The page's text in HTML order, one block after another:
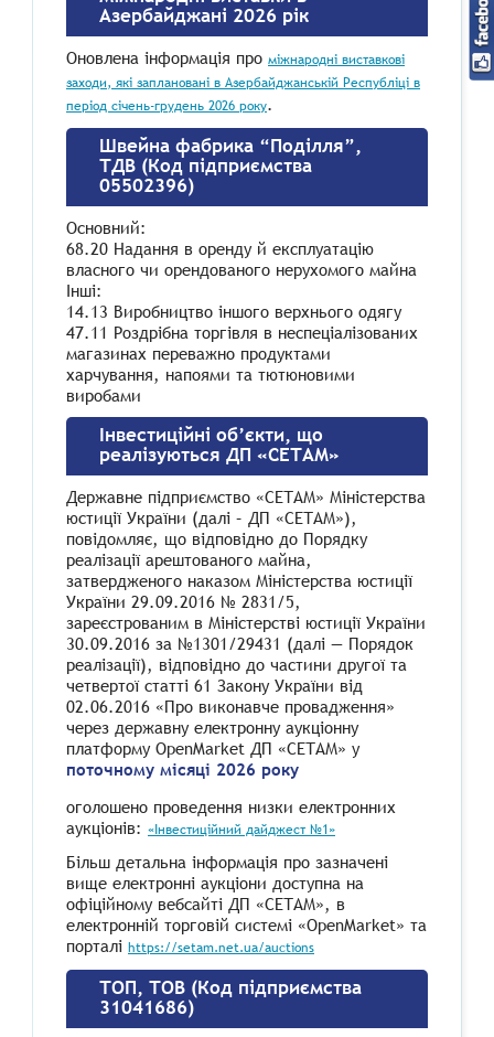
Азербайджані 2026 рік
Оновлена інформація про міжнародні виставкові
заходи, які заплановані в Азербайджанській Республіці в
період січень-грудень 2026 року.
Швейна фабрика “Поділля”,
ТДВ (Код підприємства
05502396)
Основний:
68.20 Надання в оренду й експлуатацію
власного чи орендованого нерухомого майна
Інші:
14.13 Виробництво іншого верхнього одягу
47.11 Роздрібна торгівля в неспеціалізованих
магазинах переважно продуктами
харчування, напоями та тютюновими
виробами
Інвестиційні об’єкти, що
реалізуються ДП «СЕТАМ»
Державне підприємство «СЕТАМ» Міністерства
юстиції України (далі – ДП «СЕТАМ»),
повідомляє, що відповідно до Порядку
реалізації арештованого майна,
затвердженого наказом Міністерства юстиції
України 29.09.2016 № 2831/5,
зареєстрованим в Міністерстві юстиції України
30.09.2016 за №1301/29431 (далі — Порядок
реалізації), відповідно до частини другої та
четвертої статті 61 Закону України від
02.06.2016 «Про виконавче провадження»
через державну електронну аукціонну
платформу OpenMarket ДП «СЕТАМ» у
поточному місяці 2026 року
оголошено проведення низки електронних
аукціонів: «Інвестиційний дайджест №1»
Більш детальна інформація про зазначені
вище електронні аукціони доступна на
офіційному вебсайті ДП «СЕТАМ», в
електронній торговій системі «OpenMarket» та
порталі https://setam.net.ua/auctions
ТОП, ТОВ (Код підприємства
31041686)